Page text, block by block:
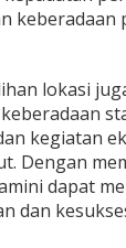
keberadaan
lokasi
kegiatan
Dengan
dapat
dan